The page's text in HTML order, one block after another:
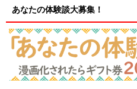
あなたの体験談大募集！